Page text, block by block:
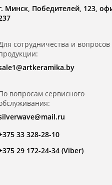
Минск, Победителей, 123,
сотрудничества и вопросов
вопросам сервисного
33 328-28-10
29 172-24-34 (Viber)